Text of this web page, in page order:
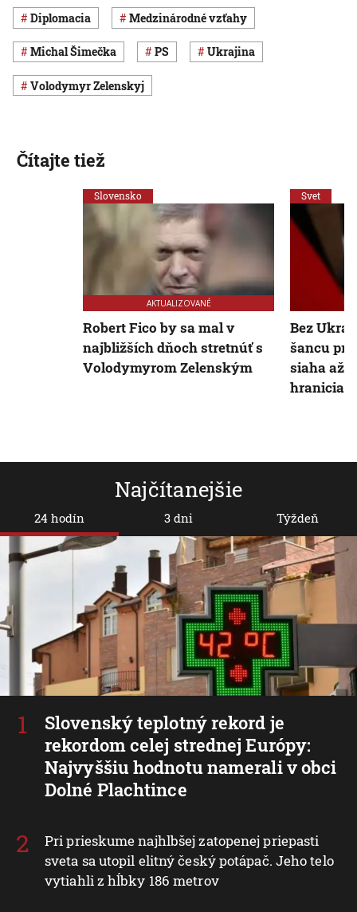
diplomacia medzinárodné vzťahy
Michal Šimečka PS Ukrajina
Volodymyr Zelenskyj
Najčítanejšie
24 hodín
Slovenský teplotný rekord je
rekordom celej strednej Európy:
Najvyššiu hodnotu namerali v obci
Dolné Plachtince
Pri prieskume najhlbšej zatopenej priepasti
sveta sa utopil elitný český potápač. Jeho telo
vytiahli z hĺbky 186 metrov
3 dni Týždeň
Čítajte tiež
Slovensko
AKTUALIZOVANÉ
Robert Fico by sa mal v
najbližších dňoch stretnúť s
Volodymyrom Zelenským
Svet
Bez
šancu
siaha až